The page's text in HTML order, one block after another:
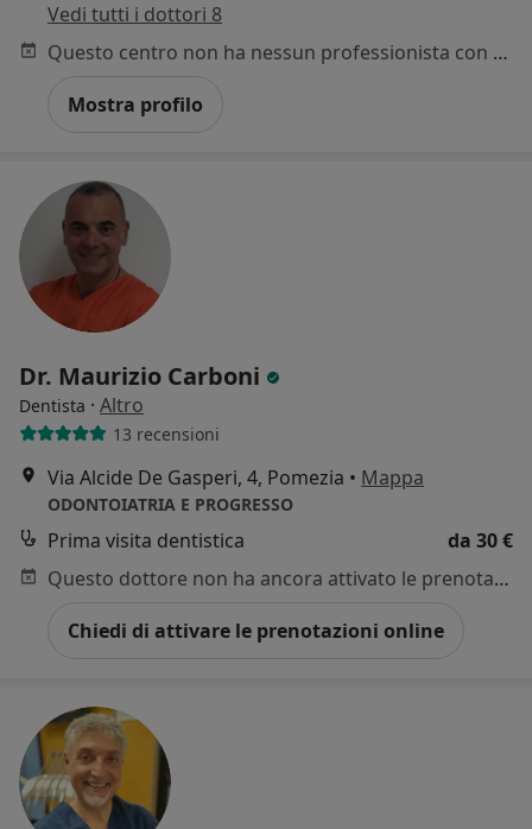
Vedi tutti i dottori 8
Questo centro non ha nessun professionista con date disponibili
Mostra profilo
Dr. Maurizio Carboni
Dentista · Altro
13 recensioni
Via Alcide De Gasperi, 4, Pomezia • Mappa
ODONTOIATRIA E PROGRESSO
Prima visita dentistica
da 30 €
Questo dottore non ha ancora attivato le prenotazioni online presso questo indirizzo.
Chiedi di attivare le prenotazioni online